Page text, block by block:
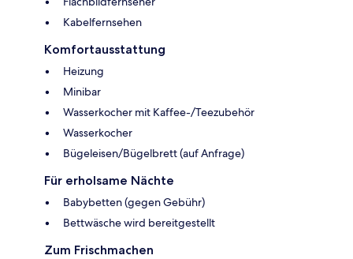
Kabelfernsehen
Komfortausstattung
Heizung
Minibar
Wasserkocher mit Kaffee-/Teezubehör
Wasserkocher
Bügeleisen/Bügelbrett (auf Anfrage)
Für erholsame Nächte
Babybetten (gegen Gebühr)
Bettwäsche wird bereitgestellt
Zum Frischmachen